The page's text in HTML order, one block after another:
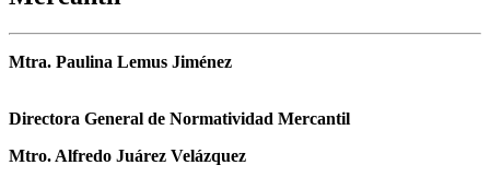
Mtra. Paulina Lemus Jiménez
Directora General de Normatividad Mercantil
Mtro. Alfredo Juárez Velázquez